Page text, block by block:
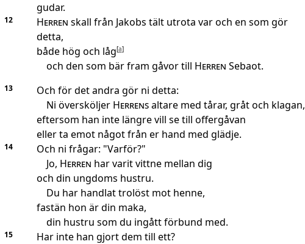
gudar.
12 Herren skall från Jakobs tält utrota var och en som gör
detta,
både hög och låg[a]
och den som bär fram gåvor till Herren Sebaot.
13
Och för det andra gör ni detta:
Ni översköljer Herrensaltare med tårar, gråt och klagan,
eftersom han inte längre vill se till offergåvan
eller ta emot något från er hand med glädje.
14
Och ni frågar: "Varför?"
Jo, Herren har varit vittne mellan dig
och din ungdoms hustru.
Du har handlat trolöst mot henne,
fastän hon är din maka,
din hustru som du ingått förbund med.
15
Har inte han gjort dem till ett?